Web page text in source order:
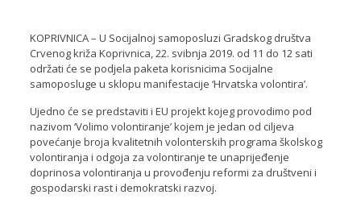
KOPRIVNICA – U Socijalnoj samoposluzi Gradskog društva
Crvenog križa Koprivnica, 22. svibnja 2019. od 11 do 12 sati
održati će se podjela paketa korisnicima Socijalne
samoposluge u sklopu manifestacije ‘Hrvatska volontira’.
Ujedno će se predstaviti i EU projekt kojeg provodimo pod
nazivom ‘Volimo volontiranje’ kojem je jedan od ciljeva
povećanje broja kvalitetnih volonterskih programa školskog
volontiranja i odgoja za volontiranje te unaprijeđenje
doprinosa volontiranja u provođenju reformi za društveni i
gospodarski rast i demokratski razvoj.